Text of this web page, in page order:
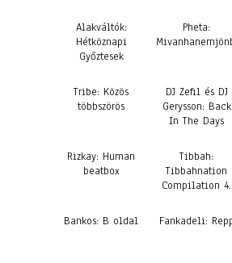
Alakváltók:
Hétköznapi
Győztesek
Pheta:
Tribe: Közös
többszörös
DJ Zefil és DJ
Gerysson: Back
In The Days
Rizkay: Human
beatbox
Tibbah:
Tibbahnation
Compilation 4.
Bankos: B oldal Fankadeli: